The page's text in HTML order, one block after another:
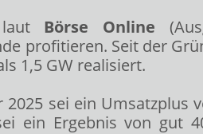
Börse Online
profitieren. Seit der
1,5 GW realisiert.
sei ein Umsatzplus
ein Ergebnis von gut